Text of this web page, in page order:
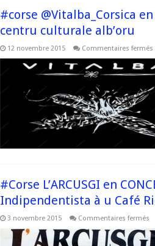
#corse @Vitalba_Corsica
centru culturale alb’oru
12 novembre 2015 Commentaires fermés
–
#Corse L’ARCUSGI en
Indipendentista à u Café
3 novembre 2015 Commentaires ferméssur